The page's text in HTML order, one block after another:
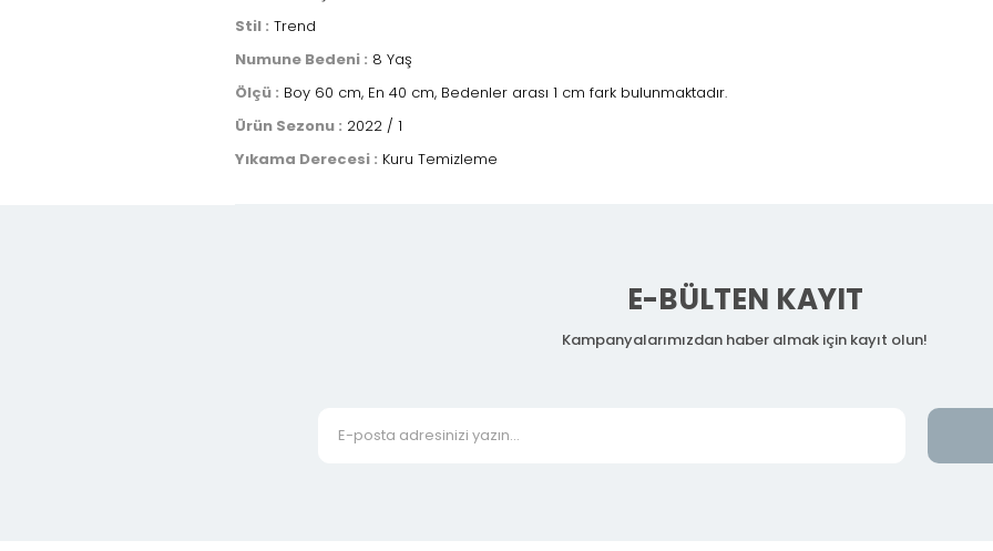
Stil : Trend
Numune Bedeni : 8 Yaş
Ölçü : Boy 60 cm, En 40 cm, Bedenler arası 1 cm fark bulunmaktadır.
Ürün Sezonu : 2022 / 1
Yıkama Derecesi : Kuru Temizleme
E-BÜLTEN KAYIT
Kampanyalarımızdan haber almak için kayıt olun!